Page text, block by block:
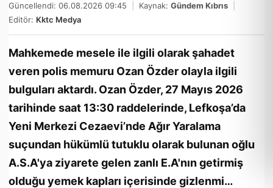
Güncellendi: 06.08.2026 09:45
Kaynak: Gündem Kıbrıs
Editör: Kktc Medya
Mahkemede mesele ile ilgili olarak şahadet
veren polis memuru Ozan Özder olayla ilgili
bulguları aktardı. Ozan Özder, 27 Mayıs 2026
tarihinde saat 13:30 raddelerinde, Lefkoşa’da
Yeni Merkezi Cezaevi’nde Ağır Yaralama
suçundan hükümlü tutuklu olarak bulunan oğlu
A.S.A'ya ziyarete gelen zanlı E.A'nın getirmiş
olduğu yemek kapları içerisinde gizlenmi…